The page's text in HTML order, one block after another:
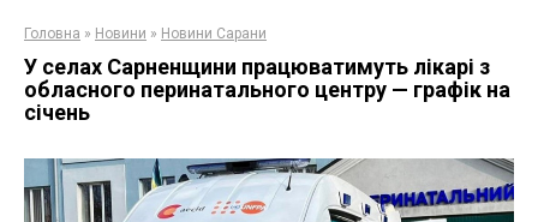
Головна » Новини » Новини Сарани
У селах Сарненщини працюватимуть лікарі з
обласного перинатального центру — графік на
січень